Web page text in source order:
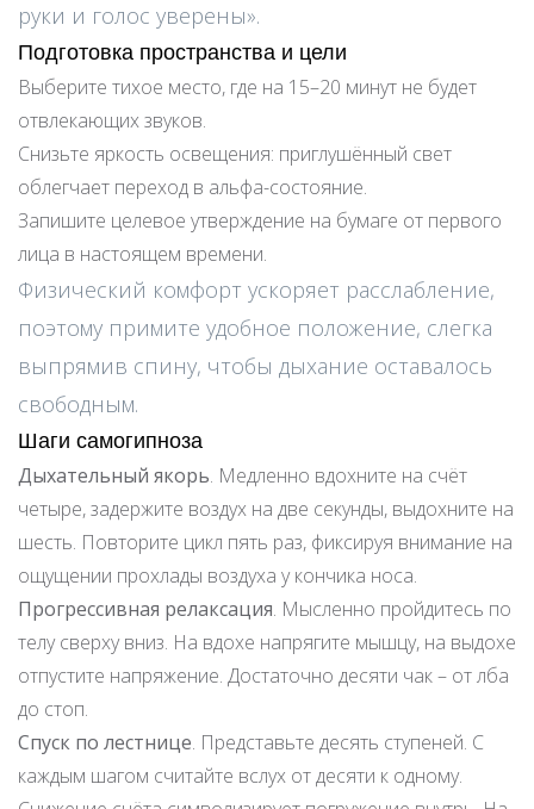
руки и голос уверены».
Подготовка пространства и цели
Выберите тихое место, где на 15–20 минут не будет
отвлекающих звуков.
Снизьте яркость освещения: приглушённый свет
облегчает переход в альфа-состояние.
Запишите целевое утверждение на бумаге от первого
лица в настоящем времени.
Физический комфорт ускоряет расслабление,
поэтому примите удобное положение, слегка
выпрямив спину, чтобы дыхание оставалось
свободным.
Шаги самогипноза
Дыхательный якорь. Медленно вдохните на счёт
четыре, задержите воздух на две секунды, выдохните на
шесть. Повторите цикл пять раз, фиксируя внимание на
ощущении прохлады воздуха у кончика носа.
Прогрессивная релаксация. Мысленно пройдитесь по
телу сверху вниз. На вдохе напрягите мышцу, на выдохе
отпустите напряжение. Достаточно десяти чак – от лба
до стоп.
Спуск по лестнице. Представьте десять ступеней. С
каждым шагом считайте вслух от десяти к одному.